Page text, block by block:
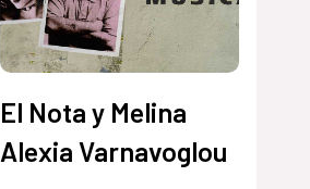
El Nota y Melina
Alexia Varnavoglou